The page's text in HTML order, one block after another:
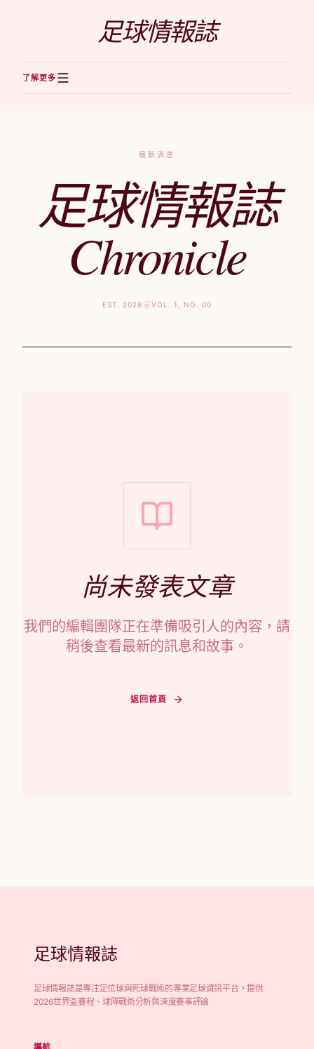
足球情報誌
了解更多
最新消息
足球情報誌
Chronicle
EST. 2026❦VOL. 1, NO. 00
尚未發表文章
我們的編輯團隊正在準備吸引人的內容，請
稍後查看最新的訊息和故事。
返回首頁
足球情報誌
足球情報誌是專注定位球與死球戰術的專業足球資訊平台，提供
2026世界盃賽程、球隊戰術分析與深度賽事評論